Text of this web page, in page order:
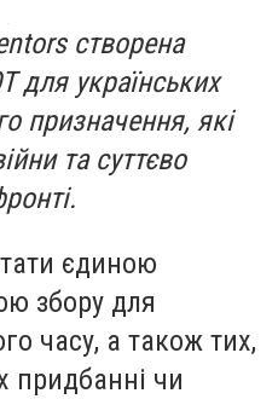
створена
для українських
призначення, які
та суттєво
єдиною
збору для
часу, а також тих,
придбанні чи